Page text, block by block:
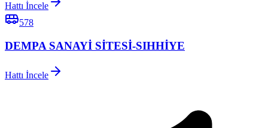
Hattı İncele
578
DEMPA SANAYİ SİTESİ-SIHHİYE
Hattı İncele